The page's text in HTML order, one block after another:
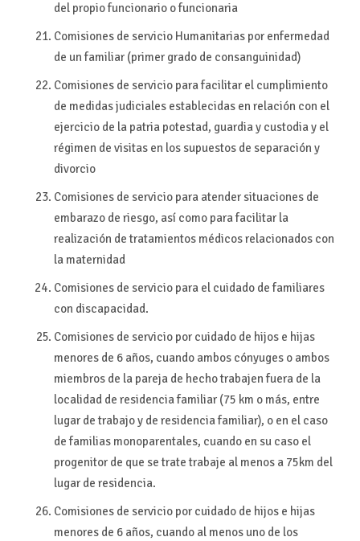
del propio funcionario o funcionaria
Comisiones de servicio Humanitarias por enfermedad
de un familiar (primer grado de consanguinidad)
Comisiones de servicio para facilitar el cumplimiento
de medidas judiciales establecidas en relación con el
ejercicio de la patria potestad, guardia y custodia y el
régimen de visitas en los supuestos de separación y
divorcio
Comisiones de servicio para atender situaciones de
embarazo de riesgo, así como para facilitar la
realización de tratamientos médicos relacionados con
la maternidad
Comisiones de servicio para el cuidado de familiares
con discapacidad.
Comisiones de servicio por cuidado de hijos e hijas
menores de 6 años, cuando ambos cónyuges o ambos
miembros de la pareja de hecho trabajen fuera de la
localidad de residencia familiar (75 km o más, entre
lugar de trabajo y de residencia familiar), o en el caso
de familias monoparentales, cuando en su caso el
progenitor de que se trate trabaje al menos a 75km del
lugar de residencia.
Comisiones de servicio por cuidado de hijos e hijas
menores de 6 años, cuando al menos uno de los